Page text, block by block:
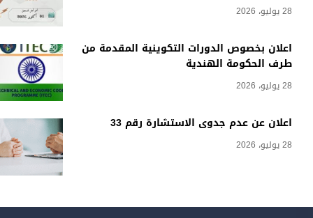
28 يوليو، 2026
اعلان بخصوص الدورات التكوينية المقدمة من
طرف الحكومة الهندية
28 يوليو، 2026
اعلان عن عدم جدوى الاستشارة رقم 33
28 يوليو، 2026